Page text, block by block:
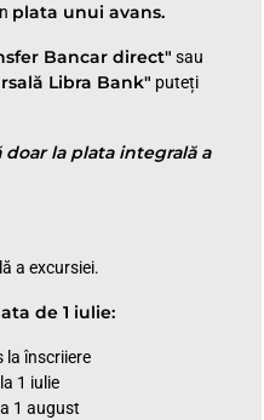
plata unui avans.
Bancar direct" sau
Libra Bank" puteți
la plata integrală a
a excursiei.
de 1 iulie:
la înscriiere
1 iulie
1 august